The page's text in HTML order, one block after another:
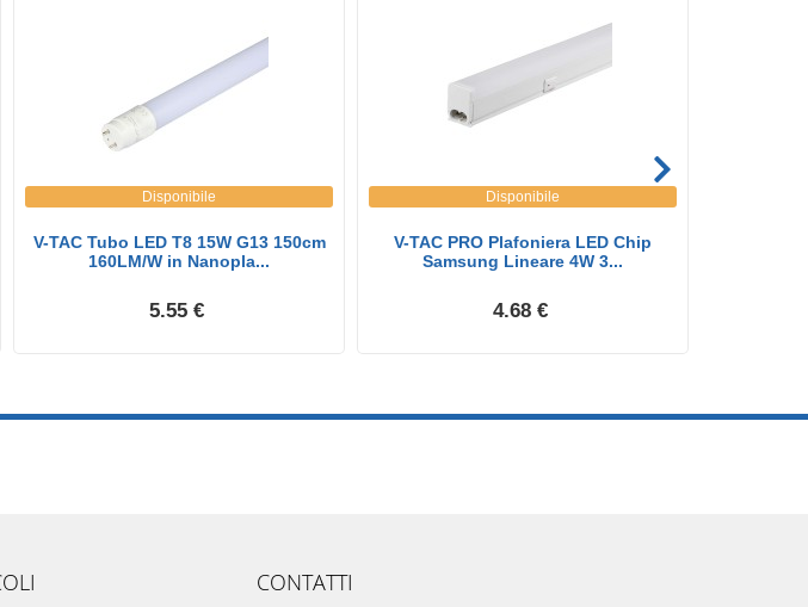
Disponibile
V-TAC Tubo LED T8 15W G13 150cm
160LM/W in Nanopla...
5.55 €
Disponibile
V-TAC PRO Plafoniera LED Chip
Samsung Lineare 4W 3...
4.68 €
CONTATTI